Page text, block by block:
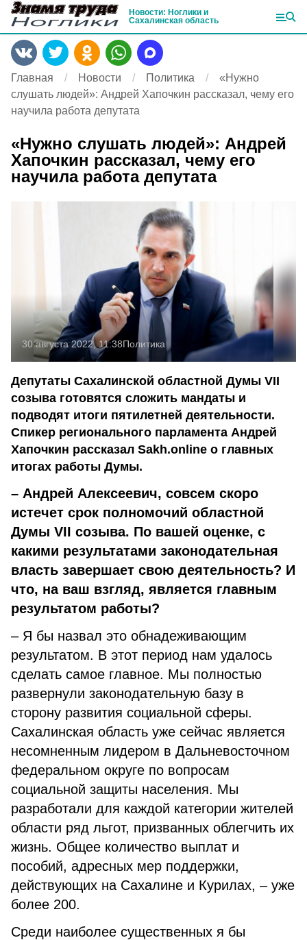
Новости: Ноглики и
Сахалинская область
Главная Новости Политика
«Нужно
слушать людей»: Андрей Хапочкин рассказал, чему его
научила работа депутата
«Нужно слушать людей»: Андрей
Хапочкин рассказал, чему его
научила работа депутата
30 августа 2022, 11:38Политика
Депутаты Сахалинской областной Думы VII
созыва готовятся сложить мандаты и
подводят итоги пятилетней деятельности.
Спикер регионального парламента Андрей
Хапочкин рассказал Sakh.online о главных
итогах работы Думы.
– Андрей Алексеевич, совсем скоро
истечет срок полномочий областной
Думы VII созыва. По вашей оценке, с
какими результатами законодательная
власть завершает свою деятельность? И
что, на ваш взгляд, является главным
результатом работы?
– Я бы назвал это обнадеживающим
результатом. В этот период нам удалось
сделать самое главное. Мы полностью
развернули законодательную базу в
сторону развития социальной сферы.
Сахалинская область уже сейчас является
несомненным лидером в Дальневосточном
федеральном округе по вопросам
социальной защиты населения. Мы
разработали для каждой категории жителей
области ряд льгот, призванных облегчить их
жизнь. Общее количество выплат и
пособий, адресных мер поддержки,
действующих на Сахалине и Курилах, – уже
более 200.
Среди наиболее существенных я бы